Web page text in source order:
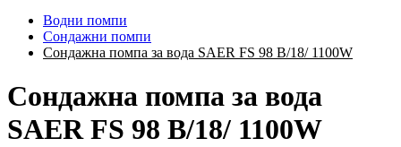
Водни помпи
Сондажни помпи
Сондажна помпа за вода SAER FS 98 B/18/ 1100W
Сондажна помпа за вода
SAER FS 98 B/18/ 1100W